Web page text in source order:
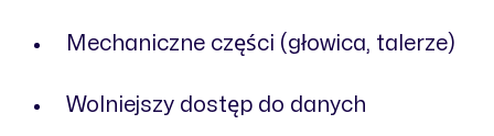
Mechaniczne części (głowica, talerze)
Wolniejszy dostęp do danych